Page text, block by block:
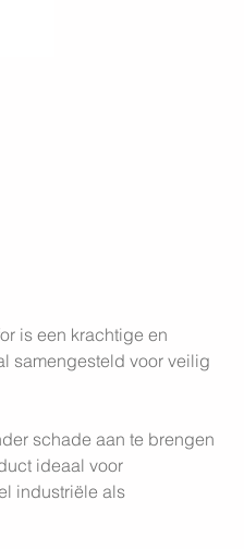
is een krachtige en
samengesteld voor veilig
schade aan te brengen
ideaal voor
industriële als